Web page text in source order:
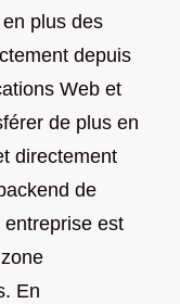
plus des
depuis
Web et
de plus en
directement
de
entreprise est
En